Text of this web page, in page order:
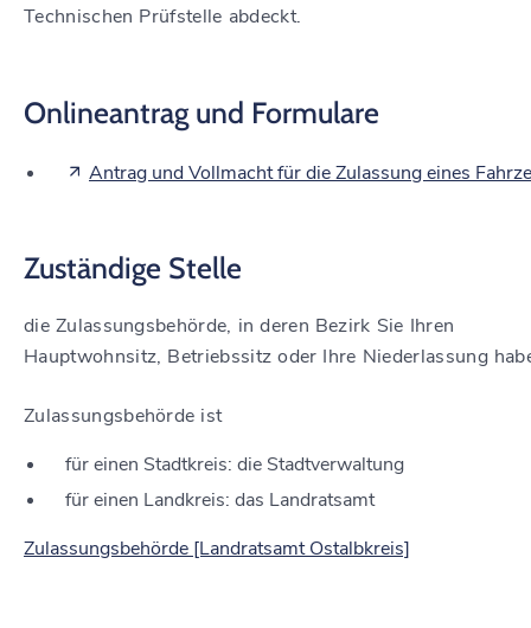
Technischen Prüfstelle abdeckt.
Onlineantrag und Formulare
Antrag und Vollmacht für die Zulassung eines
Zuständige Stelle
die Zulassungsbehörde, in deren Bezirk Sie Ihren
Hauptwohnsitz, Betriebssitz oder Ihre Niederlassung
Zulassungsbehörde ist
für einen Stadtkreis: die Stadtverwaltung
für einen Landkreis: das Landratsamt
Zulassungsbehörde [Landratsamt Ostalbkreis]